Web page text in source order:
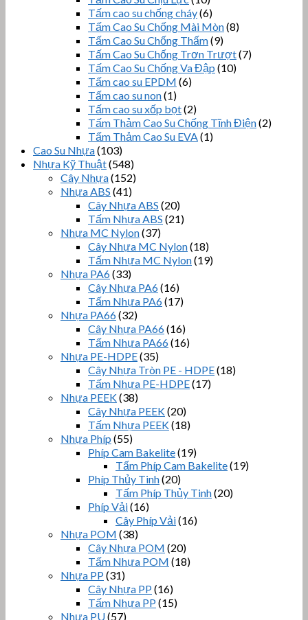
Tấm cao su chống cháy(6)
Tấm Cao Su Chống Mài Mòn(8)
Tấm Cao Su Chống Thấm(9)
Tấm Cao Su Chống Trơn Trượt(7)
Tấm Cao Su Chống Va Đập (10)
Tấm cao su EPDM (6)
Tấm cao su non(1)
Tấm cao su xốp bọt(2)
Tấm Thảm Cao Su Chống Tĩnh Điện(2)
Tấm Thảm Cao Su EVA(1)
Cao Su Nhựa(103)
Nhựa Kỹ Thuật(548)
Cây Nhựa(152)
Nhựa ABS (41)
Cây Nhựa ABS (20)
Tấm Nhựa ABS (21)
Nhựa MC Nylon(37)
Cây Nhựa MC Nylon(18)
Tấm Nhựa MC Nylon(19)
Nhựa PA6(33)
Cây Nhựa PA6(16)
Tấm Nhựa PA6(17)
Nhựa PA66(32)
Cây Nhựa PA66(16)
Tấm Nhựa PA66(16)
Nhựa PE-HDPE(35)
Cây Nhựa Tròn PE - HDPE(18)
Tấm Nhựa PE-HDPE(17)
Nhựa PEEK(38)
Cây Nhựa PEEK(20)
Tấm Nhựa PEEK(18)
Nhựa Phíp (55)
Phíp Cam Bakelite(19)
Tấm Phíp Cam Bakelite(19)
Phíp Thủy Tinh(20)
Tấm Phíp Thủy Tinh(20)
Phíp Vải(16)
Cây Phíp Vải(16)
Nhựa POM (38)
Cây Nhựa POM (20)
Tấm Nhựa POM (18)
Nhựa PP (31)
Cây Nhựa PP (16)
Tấm Nhựa PP (15)
Nhựa PU(57)